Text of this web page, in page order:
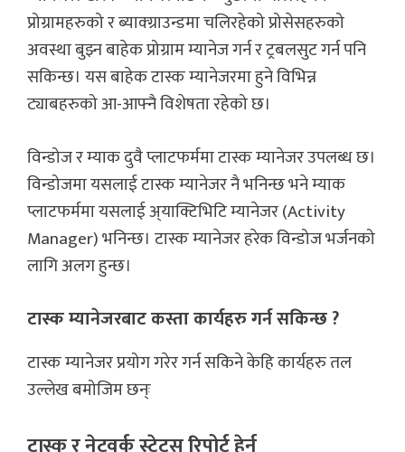
प्रोग्रामहरुको र ब्याक्ग्राउन्डमा चलिरहेको प्रोसेसहरुको
अवस्था बुझ्न बाहेक प्रोग्राम म्यानेज गर्न र ट्रबलसुट गर्न पनि
सकिन्छ। यस बाहेक टास्क म्यानेजरमा हुने विभिन्न
ट्याबहरुको आ-आफ्नै विशेषता रहेको छ।
विन्डोज र म्याक दुवै प्लाटफर्ममा टास्क म्यानेजर उपलब्ध छ।
विन्डोजमा यसलाई टास्क म्यानेजर नै भनिन्छ भने म्याक
प्लाटफर्ममा यसलाई अ्याक्टिभिटि म्यानेजर (Activity
Manager) भनिन्छ। टास्क म्यानेजर हरेक विन्डोज भर्जनको
लागि अलग हुन्छ।
टास्क म्यानेजरबाट कस्ता कार्यहरु गर्न सकिन्छ ?
टास्क म्यानेजर प्रयोग गरेर गर्न सकिने केहि कार्यहरु तल
उल्लेख बमोजिम छन्ः